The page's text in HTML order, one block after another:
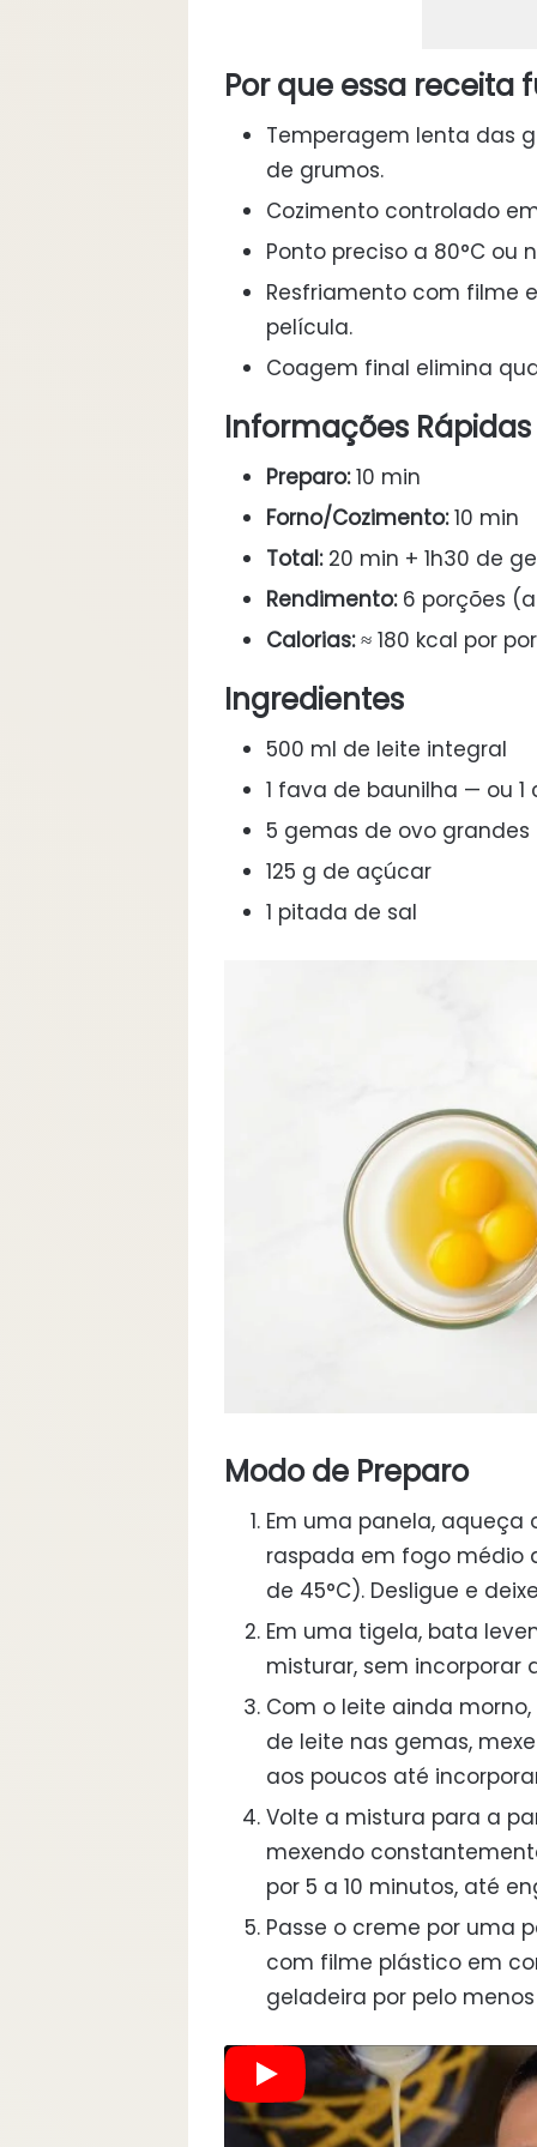
Por que essa receita
Temperagem lenta das
de grumos.
Cozimento controlado
Ponto preciso a 80°C ou
Resfriamento com filme
película.
Coagem final elimina
Informações Rápidas
Preparo:10 min
Forno/Cozimento:10 min
Total:20 min + 1h30 de
Rendimento:6 porções
Calorias:≈ 180 kcal por
Ingredientes
500 ml de leite integral
1 fava de baunilha — ou
5 gemas de ovo grandes
125 g de açúcar
1 pitada de sal
Modo de Preparo
Em uma panela,
raspada em fogo médio
de 45°C). Desligue e
Em uma tigela, bata
misturar, sem incorporar
Com o leite ainda
de leite nas gemas,
aos poucos até
Volte a mistura para a
mexendo
por 5 a 10 minutos, até
Passe o creme por uma
com filme plástico em
geladeira por pelo menos